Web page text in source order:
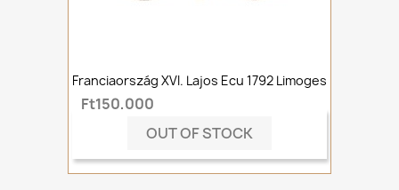
Franciaország XVI. Lajos Ecu 1792 Limoges
Ft150,000
OUT OF STOCK